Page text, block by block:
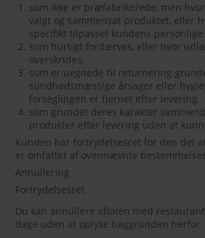
som ikke er præfabrikerede, men
valgt og sammensat produktet, eller
specifikt tilpasset kundens personlige
som hurtigt fordærves, eller hvor
overskrides,
som er uegnede til returnering
sundhedsmæssige årsager eller
forseglingen er fjernet efter levering
som grundet deres karakter
produkter efter levering uden at
Kunden har fortrydelsesret for den del
er omfattet af ovennævnte
Annullering
Fortrydelsesret
Du kan annullere aftalen med
dage uden at oplyse baggrunden herfor.